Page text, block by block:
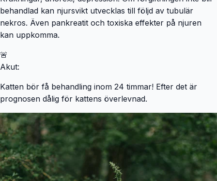
behandlad kan njursvikt utvecklas till följd av tubulär
nekros. Även pankreatit och toxiska effekter på njuren
kan uppkomma.
🚨
Akut:
Katten bör få behandling inom 24 timmar! Efter det är
prognosen dålig för kattens överlevnad.